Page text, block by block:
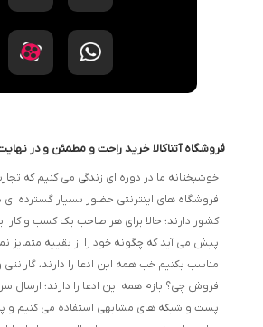
فروشگاه آتناکالا خرید راحت و مطمئن و در
خوشبختانه ما در دوره ای زندگی می کنیم که
فروشگاه های اینترنتی حضور بسیار گسترده
کشور دارند؛ حالا برای هر صاحب یک کسب و کار
پیش می آید که چگونه خود را از بقییه متمایز
مناسب بکنیم خب همه این ادعا را دارند،
فروش چی؟ بازم همه این ادعا را دارند؛ ارسال
پست و شبکه های مشابهی استفاده می کنیم